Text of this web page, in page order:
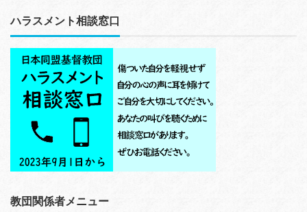
ハラスメント相談窓口
教団関係者メニュー